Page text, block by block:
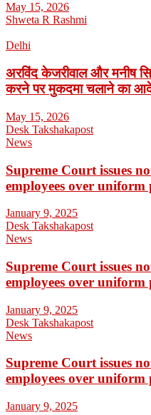
May 15, 2026
Shweta R Rashmi
Delhi
अरविंद केजरीवाल और मनीष
करने पर मुकदमा चलाने का
May 15, 2026
Desk Takshakapost
News
Supreme Court issues
employees over uniform
January 9, 2025
Desk Takshakapost
News
Supreme Court issues
employees over uniform
January 9, 2025
Desk Takshakapost
News
Supreme Court issues
employees over uniform
January 9, 2025